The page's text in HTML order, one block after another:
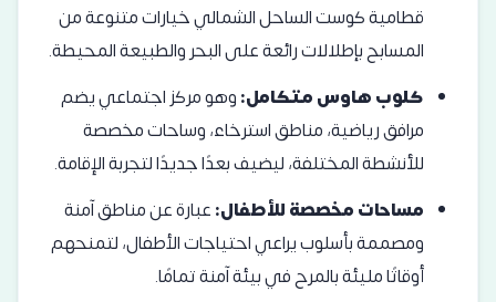
قطامية كوست الساحل الشمالي خيارات متنوعة من
المسابح بإطلالات رائعة على البحر والطبيعة المحيطة.
كلوب هاوس متكامل:وهو مركز اجتماعي يضم
مرافق رياضية، مناطق استرخاء، وساحات مخصصة
للأنشطة المختلفة، ليضيف بعدًا جديدًا لتجربة الإقامة.
مساحات مخصصة للأطفال:عبارة عن مناطق آمنة
ومصممة بأسلوب يراعي احتياجات الأطفال، لتمنحهم
أوقاتًا مليئة بالمرح في بيئة آمنة تمامًا.